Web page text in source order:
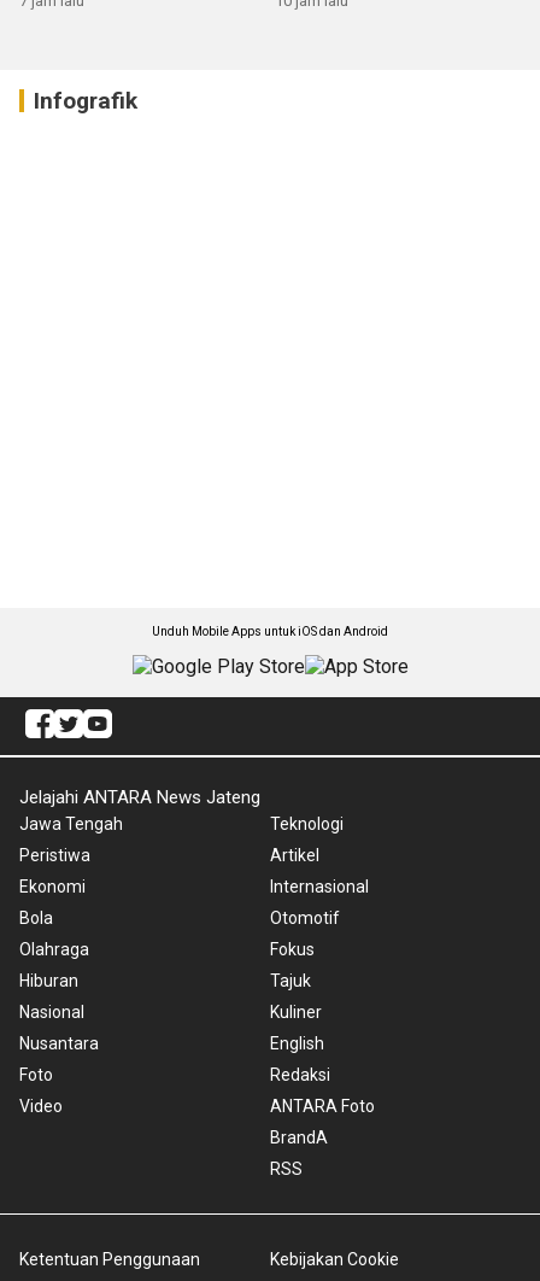
Infografik
Unduh Mobile Apps untuk iOS dan Android
Jelajahi ANTARA News Jateng
Jawa Tengah
Peristiwa
Ekonomi
Bola
Olahraga
Hiburan
Nasional
Nusantara
Foto
Video
Teknologi
Artikel
Internasional
Otomotif
Fokus
Tajuk
Kuliner
English
Redaksi
ANTARA Foto
BrandA
RSS
Ketentuan Penggunaan
Kebijakan Cookie